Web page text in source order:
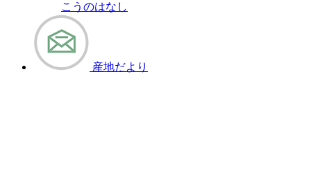
こうのはなし
産地だより